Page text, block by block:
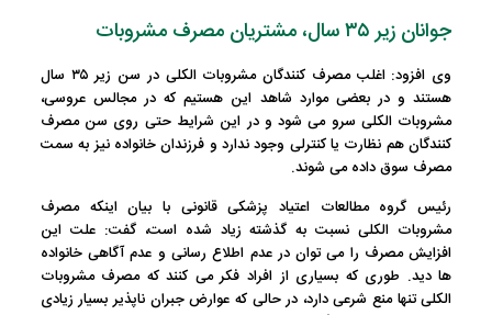
جوانان زیر ۳۵ سال، مشتریان مصرف مشروبات
وی افزود: اغلب مصرف کنندگان مشروبات الکلی در سن زیر ۳۵ سال
هستند و در بعضی موارد شاهد این هستیم که در مجالس عروسی،
مشروبات الکلی سرو می شود و در این شرایط حتی روی سن مصرف
کنندگان هم نظارت یا کنترلی وجود ندارد و فرزندان خانواده نیز به سمت
مصرف سوق داده می شوند.
رئیس گروه مطالعات اعتیاد پزشکی قانونی با بیان اینکه مصرف
مشروبات الکلی نسبت به گذشته زیاد شده است، گفت: علت این
افزایش مصرف را می توان در عدم اطلاع رسانی و عدم آگاهی خانواده
ها دید. طوری که بسیاری از افراد فکر می کنند که مصرف مشروبات
الکلی تنها منع شرعی دارد، در حالی که عوارض جبران ناپذیر بسیار زیادی